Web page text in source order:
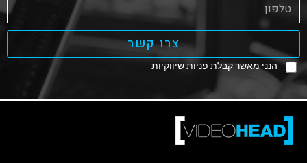
הנני מאשר קבלת פניות שיווקיות
צרו קשר